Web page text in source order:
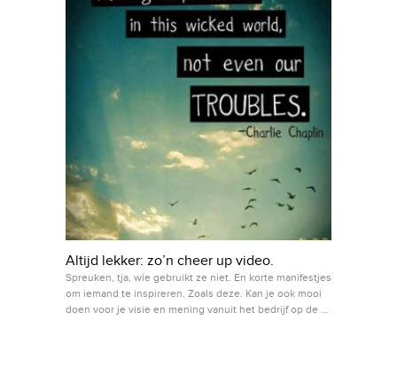
Altijd lekker: zo’n cheer up video.
Spreuken, tja, wie gebruikt ze niet. En korte manifestjes
om iemand te inspireren. Zoals deze. Kan je ook mooi
doen voor je visie en mening vanuit het bedrijf op de …